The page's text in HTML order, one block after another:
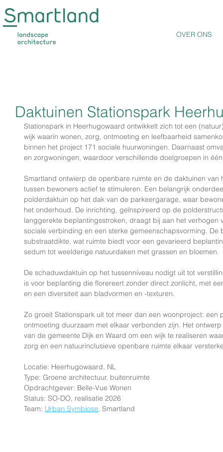
OVER ONS
Daktuinen Stationspark
Stationspark in Heerhugowaard ontwikkelt zich tot een
wijk waarin wonen, zorg, ontmoeting en leefbaarheid
binnen het project 171 sociale huurwoningen. Daarnaast
en zorgwoningen, waardoor verschillende doelgroepen in
Smartland ontwierp de openbare ruimte en de daktuinen
tussen bewoners actief te stimuleren. Een belangrijk
polderdaktuin op het dak van de parkeergarage, waar
het onderhoud. De inrichting, geïnspireerd op de
langgerekte beplantingsstroken, draagt bij aan het
sociale verbinding en een sterke gemeenschapsvorming.
substraatdikte, wat ruimte biedt voor een gevarieerd
sedum tot weelderige natuurdaken met grassen en bloemen.
De schaduwdaktuin op het tussenniveau nodigt uit tot
is voor beplanting die florereert zonder direct zonlicht, met
en een diversiteit aan bladvormen en -texturen.
Zo groeit Stationspark uit tot meer dan een woonproject: een
ontmoeting duurzaam met elkaar verbonden zijn. Het
van de gemeente Dijk en Waard om een wijk te realiseren
zorg en een natuurinclusieve openbare ruimte elkaar
Locatie: Heerhugowaard, NL
Type: Groene architectuur, buitenruimte
Opdrachtgever: Belle-Vue Wonen
Status: SO-DO, realisatie 2026
Team: Urban Symbiose, Smartland